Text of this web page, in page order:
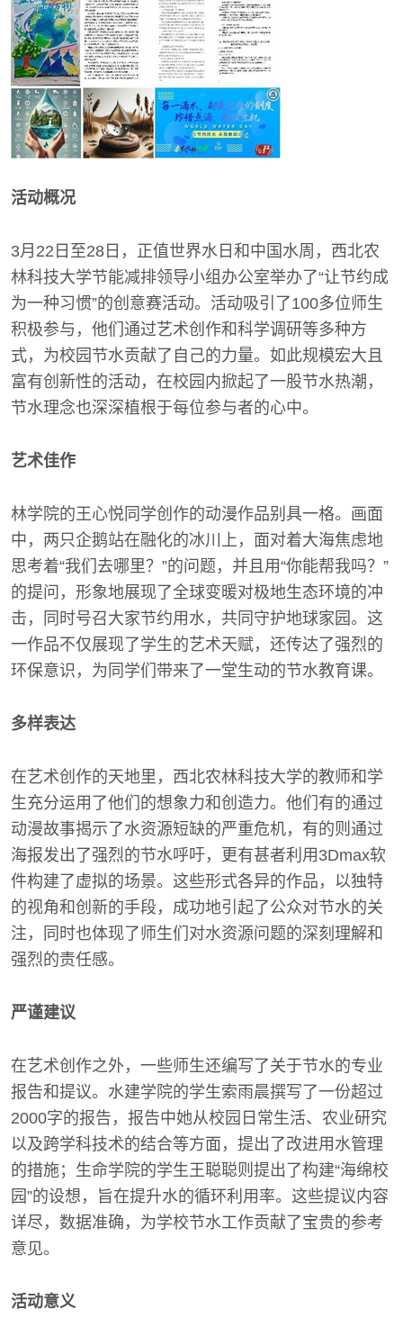
活动概况
3月22日至28日，正值世界水日和中国水周，西北农
林科技大学节能减排领导小组办公室举办了“让节约成
为一种习惯”的创意赛活动。活动吸引了100多位师生
积极参与，他们通过艺术创作和科学调研等多种方
式，为校园节水贡献了自己的力量。如此规模宏大且
富有创新性的活动，在校园内掀起了一股节水热潮，
节水理念也深深植根于每位参与者的心中。
艺术佳作
林学院的王心悦同学创作的动漫作品别具一格。画面
中，两只企鹅站在融化的冰川上，面对着大海焦虑地
思考着“我们去哪里？”的问题，并且用“你能帮我吗？”
的提问，形象地展现了全球变暖对极地生态环境的冲
击，同时号召大家节约用水，共同守护地球家园。这
一作品不仅展现了学生的艺术天赋，还传达了强烈的
环保意识，为同学们带来了一堂生动的节水教育课。
多样表达
在艺术创作的天地里，西北农林科技大学的教师和学
生充分运用了他们的想象力和创造力。他们有的通过
动漫故事揭示了水资源短缺的严重危机，有的则通过
海报发出了强烈的节水呼吁，更有甚者利用3Dmax软
件构建了虚拟的场景。这些形式各异的作品，以独特
的视角和创新的手段，成功地引起了公众对节水的关
注，同时也体现了师生们对水资源问题的深刻理解和
强烈的责任感。
严谨建议
在艺术创作之外，一些师生还编写了关于节水的专业
报告和提议。水建学院的学生索雨晨撰写了一份超过
2000字的报告，报告中她从校园日常生活、农业研究
以及跨学科技术的结合等方面，提出了改进用水管理
的措施；生命学院的学生王聪聪则提出了构建“海绵校
园”的设想，旨在提升水的循环利用率。这些提议内容
详尽，数据准确，为学校节水工作贡献了宝贵的参考
意见。
活动意义